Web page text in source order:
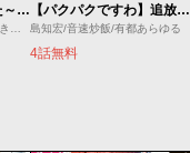
人外姫様、始めました～Ｆｒｅｅ Ｌｉｆｅ Ｆａｎｔａｓｙ Ｏｎｌｉｎｅ～ 【パクパクですわ】追放されたお嬢様の『モンスターを食べるほど強くなる』スキルは、１食で１レベルアップする前代未聞の最強スキルでした。３日で人類最強になりましたわ～！
島知宏/音速炒飯/有都あらゆる
4話無料